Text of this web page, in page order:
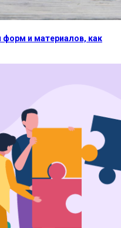
и материалов, как